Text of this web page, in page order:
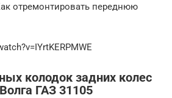
отремонтировать переднюю
колодок задних колес
ГАЗ 31105